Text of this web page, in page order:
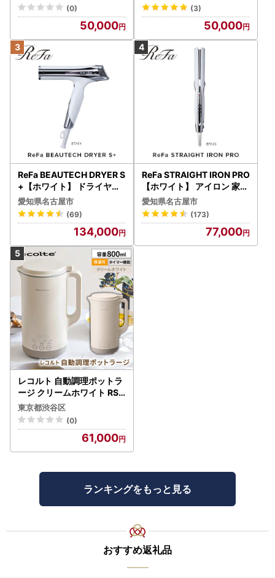
(0)
50,000
7 (3)
50,000
ReFa BEAUTECH DRYER S
+【ホワイト】 ドライヤー
美容 家電 ドライヤー リフ
ァ
愛知県名古屋市
(69)
134,000
ReFa STRAIGHT IRON PRO
【ホワイト】 アイロン 家電
美容 リファ アイロン
愛知県名古屋市
(173)
77,000
レコルト 自動調理ポットラ
ージ クリームホワイト RSY
-3(W) 【223022-1】
東京都渋谷区
(0)
61,000
ランキングをもっと見る
おすすめ返礼品